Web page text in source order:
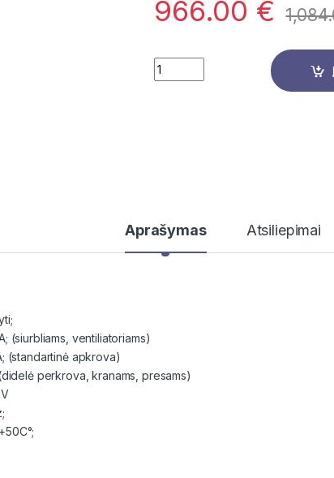
966.00 €
Quantity
Aprašymas Atsiliepimai
(siurbliams, ventiliatoriams)
(standartinė apkrova)
perkrova, kranams, presams)